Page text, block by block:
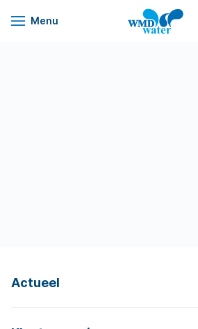
Naar
Menu
WMD
Drinkwater
Actueel